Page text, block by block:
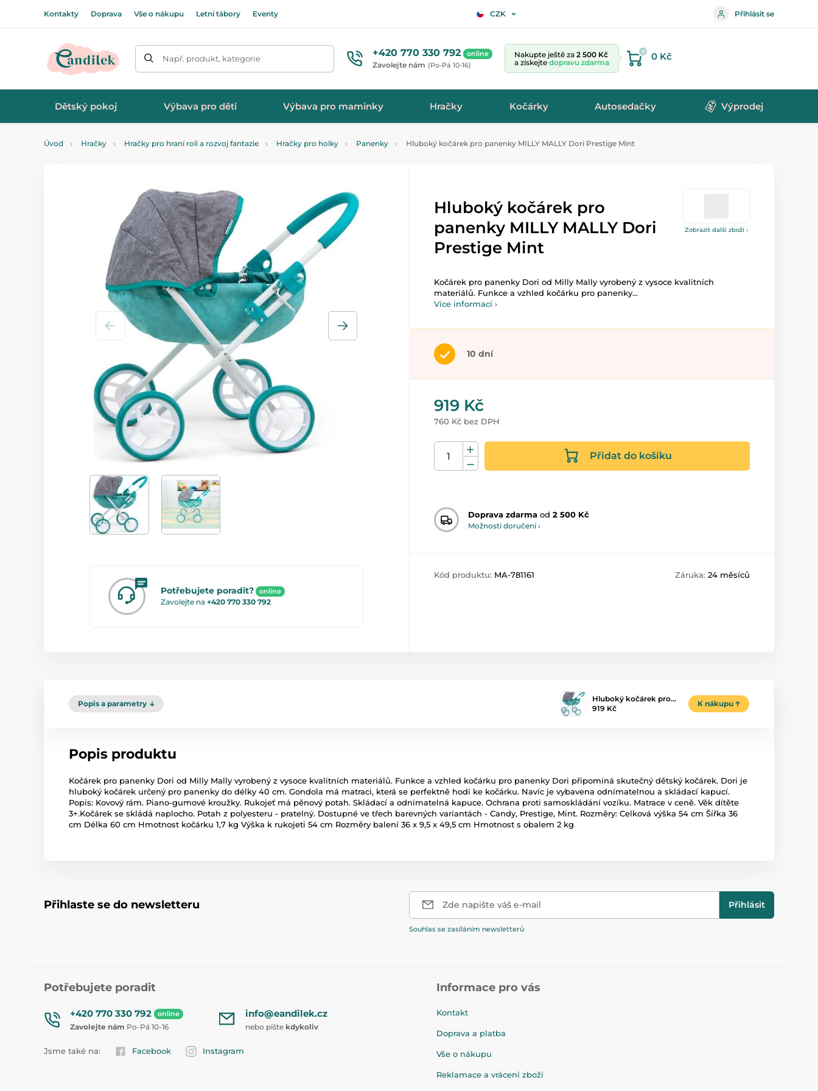
Kontakty Doprava Vše o nákupu Letní tábory Eventy CZK Přihlásit se
Např. produkt, kategorie +420 770 330 792 online
Zavolejte nám (Po-Pá 10-16)
Nakupte ještě za 2 500 Kč
a získejte dopravu zdarma
0 0 Kč
Dětský pokoj Výbava pro děti Výbava pro maminky Hračky Kočárky Autosedačky Výprodej
Úvod Hračky Hračky pro hraní rolí a rozvoj fantazie Hračky pro holky Panenky Hluboký kočárek pro panenky MILLY MALLY Dori Prestige Mint
Zobrazit další zboží ›
Potřebujete poradit? online
Zavolejte na +420 770 330 792
Hluboký kočárek pro
panenky MILLY MALLY Dori
Prestige Mint
Kočárek pro panenky Dori od Milly Mally vyrobený z vysoce kvalitních
materiálů. Funkce a vzhled kočárku pro panenky...
Více informací ›
10 dní
919 Kč
760 Kč bez DPH
Přidat do košíku
Doprava zdarma od 2 500 Kč
Možnosti doručení ›
Kód produktu: MA-781161 Záruka: 24 měsíců
Popis a parametry
Hluboký kočárek pro…
919 Kč
K nákupu
Popis produktu
Kočárek pro panenky Dori od Milly Mally vyrobený z vysoce kvalitních materiálů. Funkce a vzhled kočárku pro panenky Dori připomíná skutečný dětský kočárek. Dori je
hluboký kočárek určený pro panenky do délky 40 cm. Gondola má matraci, která se perfektně hodí ke kočárku. Navíc je vybavena odnímatelnou a skládací kapucí.
Popis: Kovový rám. Piano-gumové kroužky. Rukojeť má pěnový potah. Skládací a odnímatelná kapuce. Ochrana proti samoskládání vozíku. Matrace v ceně. Věk dítěte
3+.Kočárek se skládá naplocho. Potah z polyesteru - pratelný. Dostupné ve třech barevných variantách - Candy, Prestige, Mint. Rozměry: Celková výška 54 cm Šířka 36
cm Délka 60 cm Hmotnost kočárku 1,7 kg Výška k rukojeti 54 cm Rozměry balení 36 x 9,5 x 49,5 cm Hmotnost s obalem 2 kg
Přihlaste se do newsletteru Zde napište váš e-mail Přihlásit
Souhlas se zasíláním newsletterů
Potřebujete poradit
+420 770 330 792 online
Zavolejte nám Po-Pá 10-16
info@eandilek.cz
nebo pište kdykoliv
Jsme také na: Facebook Instagram
Informace pro vás
Kontakt
Doprava a platba
Vše o nákupu
Reklamace a vrácení zboží